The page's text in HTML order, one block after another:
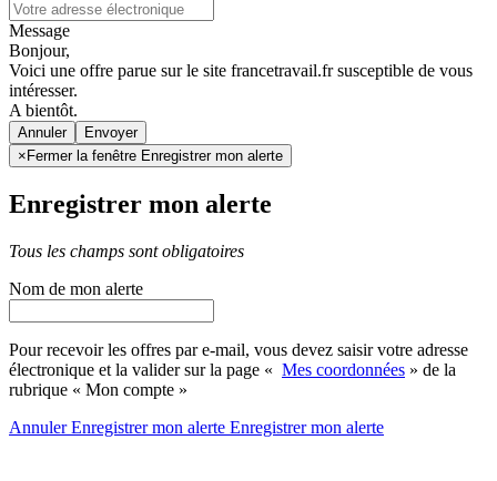
Message
Bonjour,
Voici une offre parue sur le site francetravail.fr susceptible de vous
intéresser.
A bientôt.
Annuler
× Fermer la fenêtre Enregistrer mon alerte
Enregistrer mon alerte
Tous les champs sont obligatoires
Nom de mon alerte
Pour recevoir les offres par e-mail, vous devez saisir votre adresse
électronique et la valider sur la page « Mes coordonnées » de la
rubrique « Mon compte »
AnnulerEnregistrer mon alerte Enregistrermon alerte